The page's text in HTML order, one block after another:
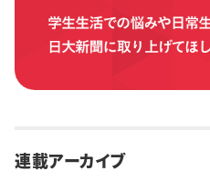
連載アーカイブ